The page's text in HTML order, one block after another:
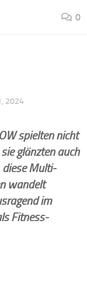
0
2024
spielten nicht
glänzten auch
diese Multi-
wandelt
im
Fitness-